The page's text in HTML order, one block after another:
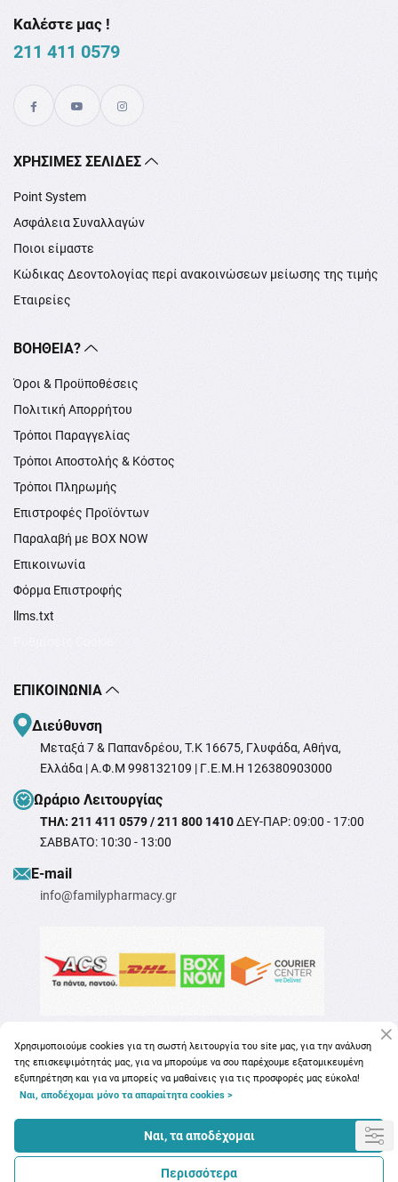
Καλέστε μας !
211 411 0579
XΡΉΣΙΜΕΣ ΣΕΛΊΔΕΣ
Point System
Ασφάλεια Συναλλαγών
Ποιοι είμαστε
Κώδικας Δεοντολογίας περί ανακοινώσεων μείωσης της τιμής
Εταιρείες
ΒΟΉΘΕΙΑ?
Όροι & Προϋποθέσεις
Πολιτική Απορρήτου
Τρόποι Παραγγελίας
Τρόποι Αποστολής & Κόστος
Τρόποι Πληρωμής
Επιστροφές Προϊόντων
Παραλαβή με BOX NOW
Επικοινωνία
Φόρμα Επιστροφής
llms.txt
ΕΠΙΚΟΙΝΩΝΊΑ
Διεύθυνση
Μεταξά 7 & Παπανδρέου, T.K 16675, Γλυφάδα, Αθήνα,
Ελλάδα | Α.Φ.Μ 998132109 | Γ.Ε.Μ.Η 126380903000
Ωράριο Λειτουργίας
ΤΗΛ: 211 411 0579 / 211 800 1410ΔΕΥ-ΠΑΡ: 09:00 - 17:00
ΣΑΒΒΑΤΟ: 10:30 - 13:00
Ε-mail
info@familypharmacy.gr
Χρησιμοποιούμε cookies για τη σωστή λειτουργία του site μας, για την ανάλυση
της επισκεψιμότητάς μας, για να μπορούμε να σου παρέχουμε εξατομικευμένη
εξυπηρέτηση και για να μπορείς να μαθαίνεις για τις προσφορές μας εύκολα!
Ναι, αποδέχομαι μόνο τα απαραίτητα cookies >
Ναι, τα αποδέχομαι
Περισσότερα